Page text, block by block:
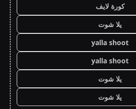
كورة لايف
يلا شوت
yalla shoot
yalla shoot
يلا شوت
يلا شوت